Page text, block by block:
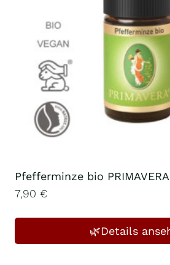
Pfefferminze bio
7,90 €
🌿Details